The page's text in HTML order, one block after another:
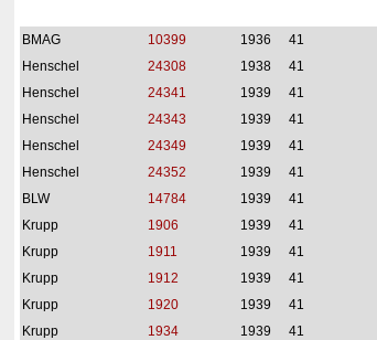
BMAG 10399 1936 41
Henschel
24308 1938 41
Henschel
24341 1939 41
Henschel
24343 1939 41
Henschel
24349 1939 41
Henschel
24352 1939 41
BLW
14784 1939 41
Krupp
1906 1939 41
Krupp
1911 1939 41
Krupp
1912 1939 41
Krupp
1920 1939 41
Krupp
1934 1939 41